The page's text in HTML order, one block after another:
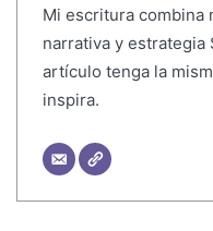
Mi escritura combina
narrativa y estrategia
artículo tenga la
inspira.